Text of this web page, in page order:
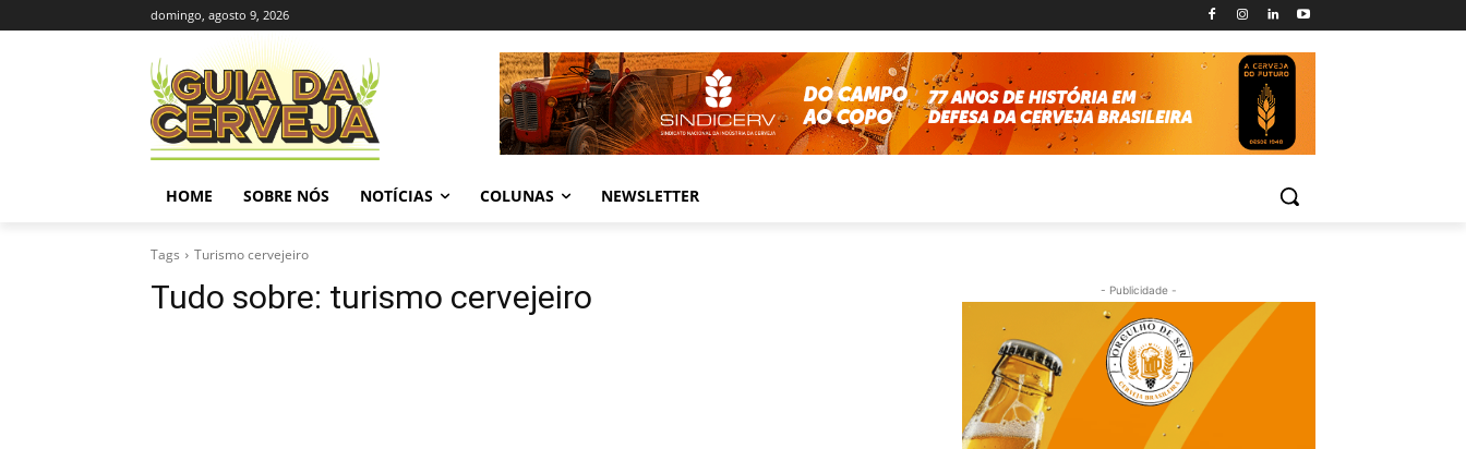
domingo, agosto 9, 2026
HOME SOBRE NÓS NOTÍCIAS COLUNAS NEWSLETTER
Tags Turismo cervejeiro
Tudo sobre: turismo cervejeiro - Publicidade -